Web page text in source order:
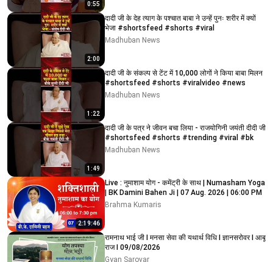
0:55
2:00
दादी जी के देह त्याग के पश्चात बाबा ने उन्हें पुनः शरीर में क्यों
भेजा #shortsfeed #shorts #viral
Madhuban News
1:22
दादी जी के संकल्प से टेंट में 10,000 लोगों ने किया बाबा मिलन
#shortsfeed #shorts #viralvideo #news
Madhuban News
1:49
दादी जी के पत्र ने जीवन बचा लिया - राजयोगिनी जयंती दीदी जी
#shortsfeed #shorts #trending #viral #bk
Madhuban News
2:19:46
Live : नुमाशाम योग - कमेंट्री के साथ | Numasham Yoga
| BK Damini Bahen Ji | 07 Aug. 2026 | 06:00 PM
Brahma Kumaris
रामनाथ भाई जी I मनसा सेवा की यथार्थ विधि I ज्ञानसरोवर I आबू
राज I 09/08/2026
Gyan Sarovar